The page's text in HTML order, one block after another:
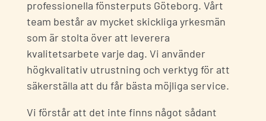
professionella fönsterputs Göteborg. Vårt
team består av mycket skickliga yrkesmän
som är stolta över att leverera
kvalitetsarbete varje dag. Vi använder
högkvalitativ utrustning och verktyg för att
säkerställa att du får bästa möjliga service.
Vi förstår att det inte finns något sådant